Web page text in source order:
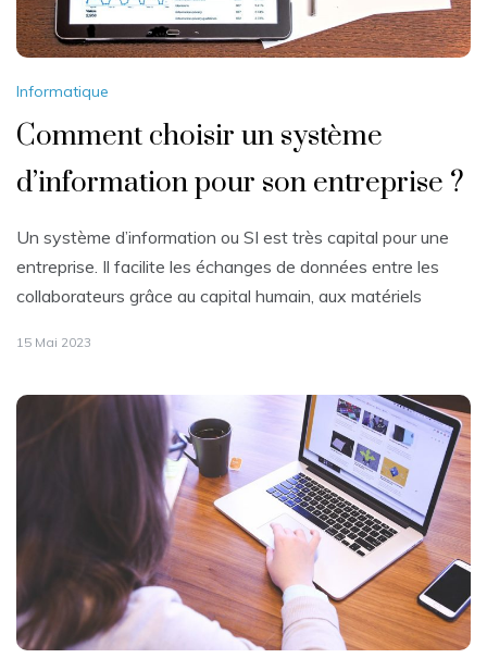
Informatique
Comment choisir un système
d’information pour son entreprise ?
Un système d’information ou SI est très capital pour une
entreprise. Il facilite les échanges de données entre les
collaborateurs grâce au capital humain, aux matériels
15 Mai 2023